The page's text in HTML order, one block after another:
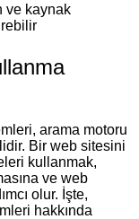
ve kaynak
arama motoru
Bir web sitesini
kullanmak,
ve web
olur. İşte,
hakkında